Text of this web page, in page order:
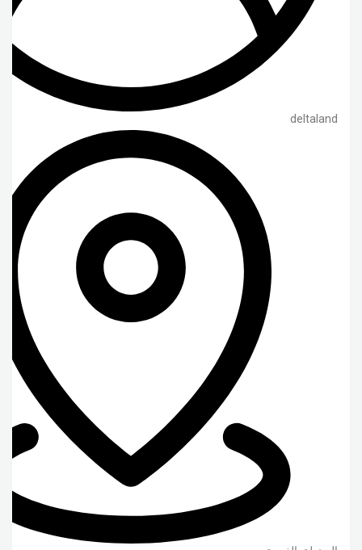
deltaland